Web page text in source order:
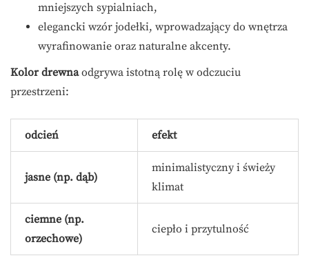
mniejszych sypialniach,
elegancki wzór jodełki, wprowadzający do wnętrza
wyrafinowanie oraz naturalne akcenty.
Kolor drewnaodgrywa istotną rolę w odczuciu
przestrzeni:
odcień efekt
jasne (np. dąb)
minimalistyczny i świeży
klimat
ciemne (np.
orzechowe)
ciepło i przytulność